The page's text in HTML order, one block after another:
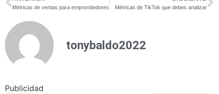
Métricas de ventas para emprendedores Métricas de TikTok que debes analizar
tonybaldo2022
Publicidad